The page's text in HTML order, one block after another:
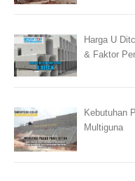
Harga U
& Faktor
Kebutuhan
Multiguna